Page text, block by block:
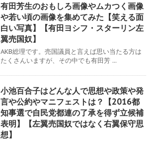
有田芳生のおもしろ画像やムカつく画像
や若い頃の画像を集めてみた【笑える面
白い写真】【有田ヨシフ・スターリン左
翼売国奴】
AKB総理です。売国議員と言えば思い当たる方は
たくさんいますが、その中でも有田芳 ...
小池百合子はどんな人で思想や政策や発
言や公約やマニフェストは？【2016都
知事選で自民党都連の了承を得ず立候補
表明】【左翼売国奴ではなく右翼保守思
想】